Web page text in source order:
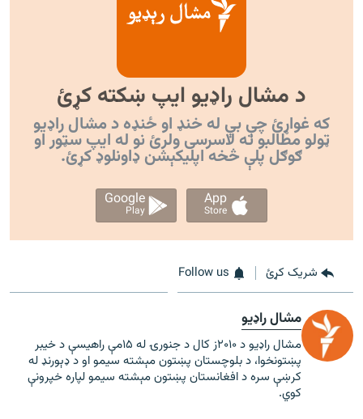
د مشال راډیو ایپ ښکته کړئ
که غواړئ چې بې له خنډ او ځنډه د مشال راډیو
ټولو مطالبو ته لاسرسی ولرئ نو له ایپ سټور او
ګوګل پلې څخه اپليکېشن ډاونلوډ کړئ.
App
Store
Google
Play
شریک کړئ Follow us
مشال راډیو
مشال راډیو د ۲۰۱۰ز کال د جنورۍ له ۱۵مې راهیسې د خیبر
پښتونخوا، د بلوچستان پښتون مېشته سیمو او د ډېورنډ له
کرښې سره د افغانستان پښتون مېشته سیمو لپاره خپرونې
کوي.